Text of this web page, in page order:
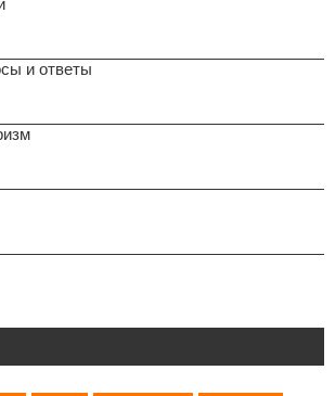
и ответы